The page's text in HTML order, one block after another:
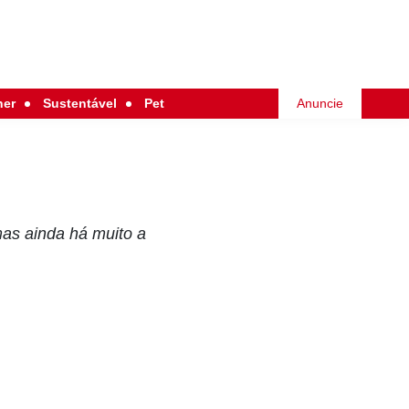
Sustentável Pet Anuncie
ainda há muito a